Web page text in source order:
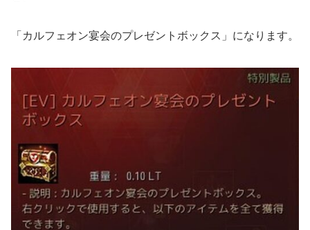
「カルフェオン宴会のプレゼントボックス」になります。